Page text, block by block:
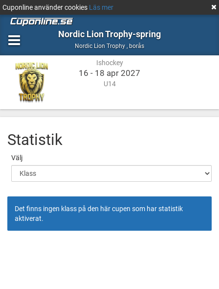
Cuponline använder cookies Läs mer
Nordic Lion Trophy-spring
Nordic Lion Trophy , Ishockey
boråsborås
Ishockey
16 - 18 apr 2027
U14
Statistik
Välj
Det finns ingen klass på den här cupen som har statistik
aktiverat.